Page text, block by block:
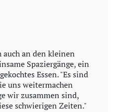
auch an den kleinen
Spaziergänge, ein
Essen. "Es sind
uns weitermachen
wir zusammen sind,
schwierigen Zeiten."